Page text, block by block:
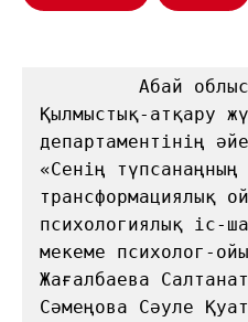
Қылмыстық-атқару
департаментінің
«Сенің
трансформациялық
психологиялық іс-
мекеме психолог-
Жағалбаева
Сәмеңова Сәуле